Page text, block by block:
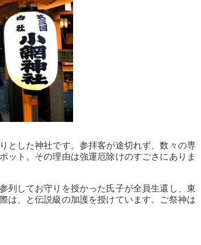
とした神社です。参拝客が途切れず、数々の専
ット。その理由は強運厄除けのすごさにありま
列してお守りを授かった氏子が全員生還し、東
は、と伝説級の加護を授けています。ご祭神は